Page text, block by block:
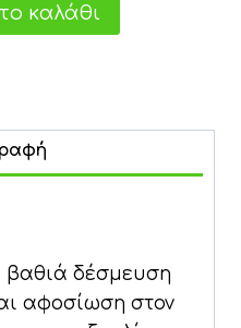
καλάθι
βαθιά δέσμευση
αφοσίωση στον